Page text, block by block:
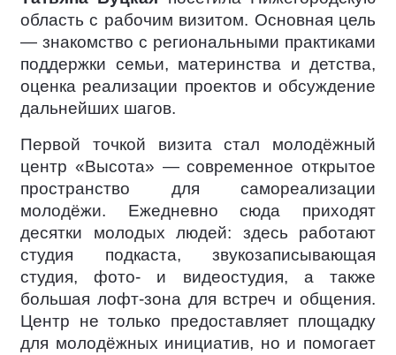
область с рабочим визитом. Основная цель
— знакомство с региональными практиками
поддержки семьи, материнства и детства,
оценка реализации проектов и обсуждение
дальнейших шагов.
Первой точкой визита стал молодёжный
центр «Высота» — современное открытое
пространство для самореализации
молодёжи. Ежедневно сюда приходят
десятки молодых людей: здесь работают
студия подкаста, звукозаписывающая
студия, фото- и видеостудия, а также
большая лофт-зона для встреч и общения.
Центр не только предоставляет площадку
для молодёжных инициатив, но и помогает